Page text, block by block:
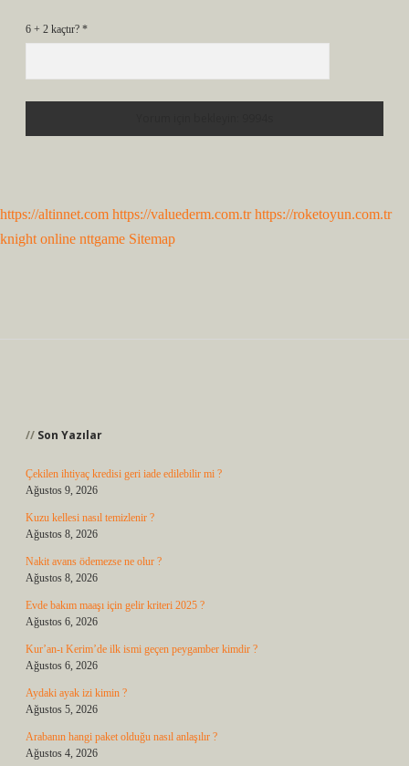
6 + 2 kaçtır? *
https://altinnet.com https://valuederm.com.tr https://roketoyun.com.tr
knight online nttgame Sitemap
Son Yazılar
Çekilen ihtiyaç kredisi geri iade edilebilir mi ?
Ağustos 9, 2026
Kuzu kellesi nasıl temizlenir ?
Ağustos 8, 2026
Nakit avans ödemezse ne olur ?
Ağustos 8, 2026
Evde bakım maaşı için gelir kriteri 2025 ?
Ağustos 6, 2026
Kur’an-ı Kerim’de ilk ismi geçen peygamber kimdir ?
Ağustos 6, 2026
Aydaki ayak izi kimin ?
Ağustos 5, 2026
Arabanın hangi paket olduğu nasıl anlaşılır ?
Ağustos 4, 2026